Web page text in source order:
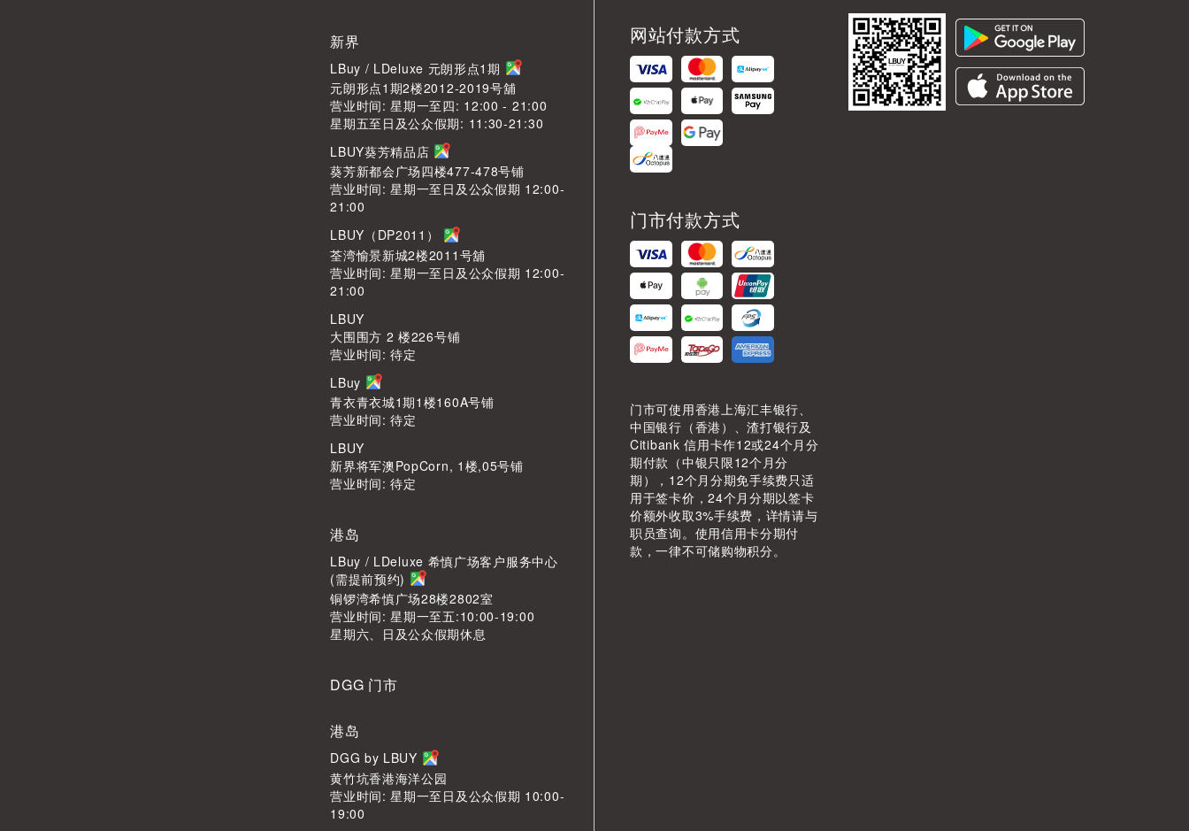
新界
LBuy / LDeluxe 元朗形点1期
元朗形点1期2楼2012-2019号舖
营业时间: 星期一至四: 12:00 - 21:00
星期五至日及公众假期: 11:30-21:30
LBUY葵芳精品店
葵芳新都会广场四楼477-478号铺
营业时间: 星期一至日及公众假期 12:00-
21:00
LBUY（DP2011）
荃湾愉景新城2楼2011号舖
营业时间: 星期一至日及公众假期 12:00-
21:00
LBUY
大围围方 2 楼226号铺
营业时间: 待定
LBuy
青衣青衣城1期1楼160A号铺
营业时间: 待定
LBUY
新界将军澳PopCorn, 1楼,05号铺
营业时间: 待定
港岛
LBuy / LDeluxe 希慎广场客户服务中心
(需提前预约)
铜锣湾希慎广场28楼2802室
营业时间: 星期一至五:10:00-19:00
星期六、日及公众假期休息
DGG 门市
港岛
DGG by LBUY
黄竹坑香港海洋公园
营业时间: 星期一至日及公众假期 10:00-
19:00
网站付款方式
门市付款方式
门市可使用香港上海汇丰银行、
中国银行（香港）、渣打银行及
Citibank 信用卡作12或24个月分
期付款（中银只限12个月分
期），12个月分期免手续费只适
用于签卡价，24个月分期以签卡
价额外收取3%手续费，详情请与
职员查询。使用信用卡分期付
款，一律不可储购物积分。